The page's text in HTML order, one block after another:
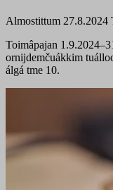
Almostittum 27.8.2024
Toimâpajan
ornijdemčuákkim
álgá tme 10.